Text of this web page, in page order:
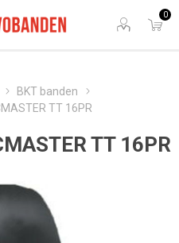
0
BKT banden
TT 16PR
TT 16PR